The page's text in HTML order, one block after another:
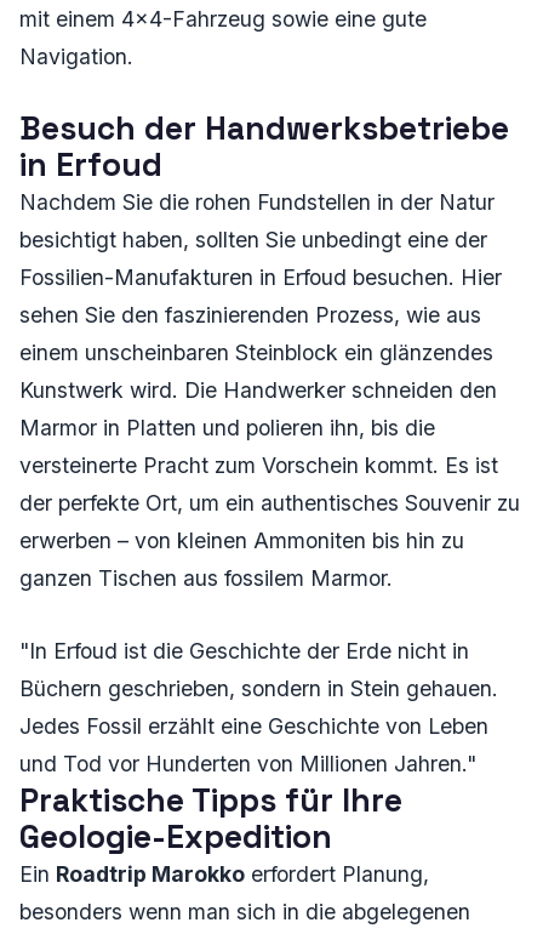
mit einem 4x4-Fahrzeug sowie eine gute
Navigation.
Besuch der Handwerksbetriebe
in Erfoud
Nachdem Sie die rohen Fundstellen in der Natur
besichtigt haben, sollten Sie unbedingt eine der
Fossilien-Manufakturen in Erfoud besuchen. Hier
sehen Sie den faszinierenden Prozess, wie aus
einem unscheinbaren Steinblock ein glänzendes
Kunstwerk wird. Die Handwerker schneiden den
Marmor in Platten und polieren ihn, bis die
versteinerte Pracht zum Vorschein kommt. Es ist
der perfekte Ort, um ein authentisches Souvenir zu
erwerben – von kleinen Ammoniten bis hin zu
ganzen Tischen aus fossilem Marmor.
"In Erfoud ist die Geschichte der Erde nicht in
Büchern geschrieben, sondern in Stein gehauen.
Jedes Fossil erzählt eine Geschichte von Leben
und Tod vor Hunderten von Millionen Jahren."
Praktische Tipps für Ihre
Geologie-Expedition
Ein Roadtrip Marokko erfordert Planung,
besonders wenn man sich in die abgelegenen